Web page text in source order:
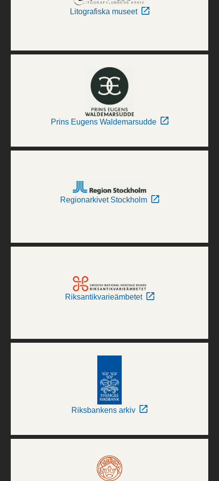
Litografiska museet
Prins Eugens Waldemarsudde
Regionarkivet Stockholm
Riksantikvarieämbetet
Riksbankens arkiv